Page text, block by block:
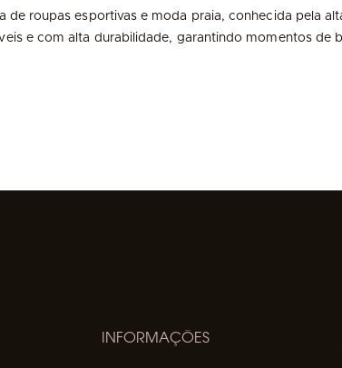
de roupas esportivas e moda praia, conhecida pela
e com alta durabilidade, garantindo momentos de
INFORMAÇÕES